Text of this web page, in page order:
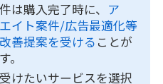
は購入完了時に、 ア
イト案件/広告最適化等
善提案を受ける ことが
。
けたいサービスを選択